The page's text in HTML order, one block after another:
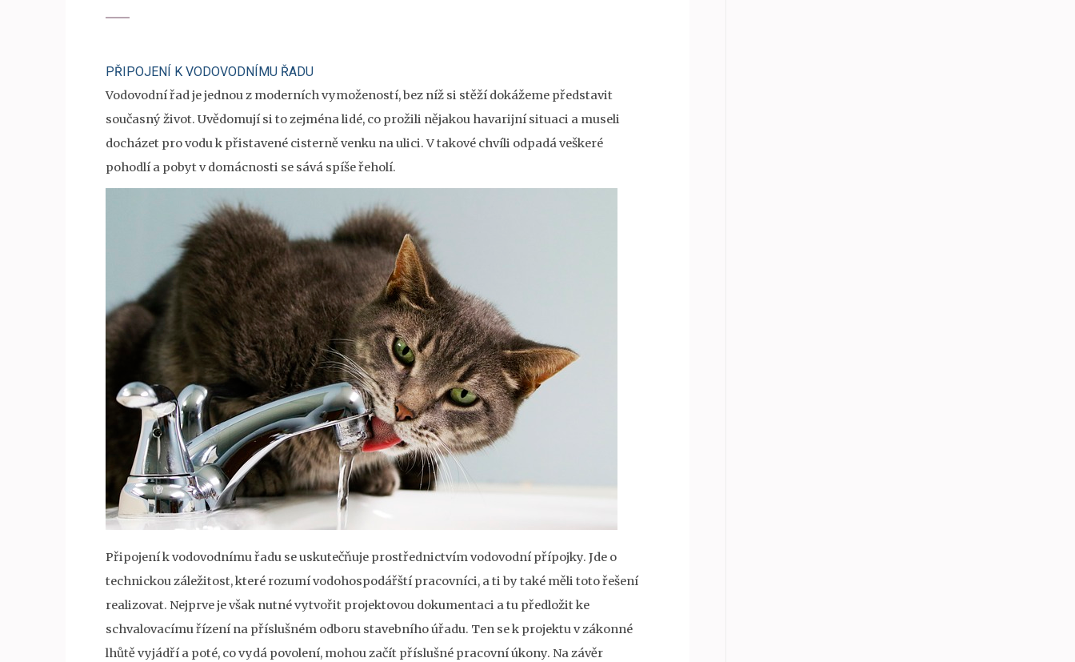
PŘIPOJENÍ K VODOVODNÍMU ŘADU
Vodovodní řad je jednou z moderních vymožeností, bez níž si stěží dokážeme představit
současný život. Uvědomují si to zejména lidé, co prožili nějakou havarijní situaci a museli
docházet pro vodu k přistavené cisterně venku na ulici. V takové chvíli odpadá veškeré
pohodlí a pobyt v domácnosti se sává spíše řeholí.
Připojení k vodovodnímu řadu se uskutečňuje prostřednictvím vodovodní přípojky. Jde o
technickou záležitost, které rozumí vodohospodářští pracovníci, a ti by také měli toto řešení
realizovat. Nejprve je však nutné vytvořit projektovou dokumentaci a tu předložit ke
schvalovacímu řízení na příslušném odboru stavebního úřadu. Ten se k projektu v zákonné
lhůtě vyjádří a poté, co vydá povolení, mohou začít příslušné pracovní úkony. Na závěr